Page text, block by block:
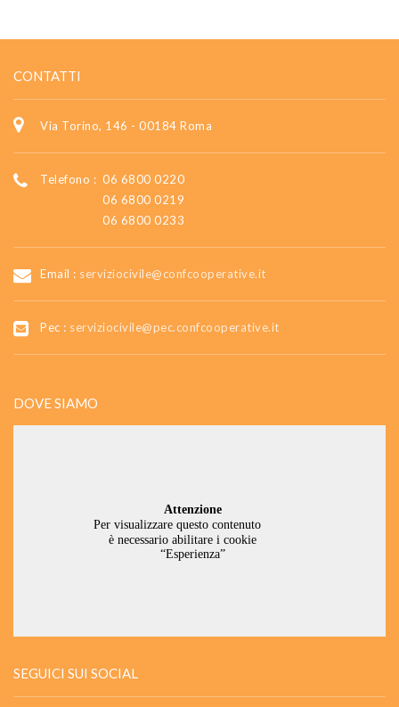
CONTATTI
Via Torino, 146 - 00184 Roma
Telefono : 06 6800 0220
06 6800 0219
06 6800 0233
Email : serviziocivile@confcooperative.it
Pec : serviziocivile@pec.confcooperative.it
DOVE SIAMO
SEGUICI SUI SOCIAL